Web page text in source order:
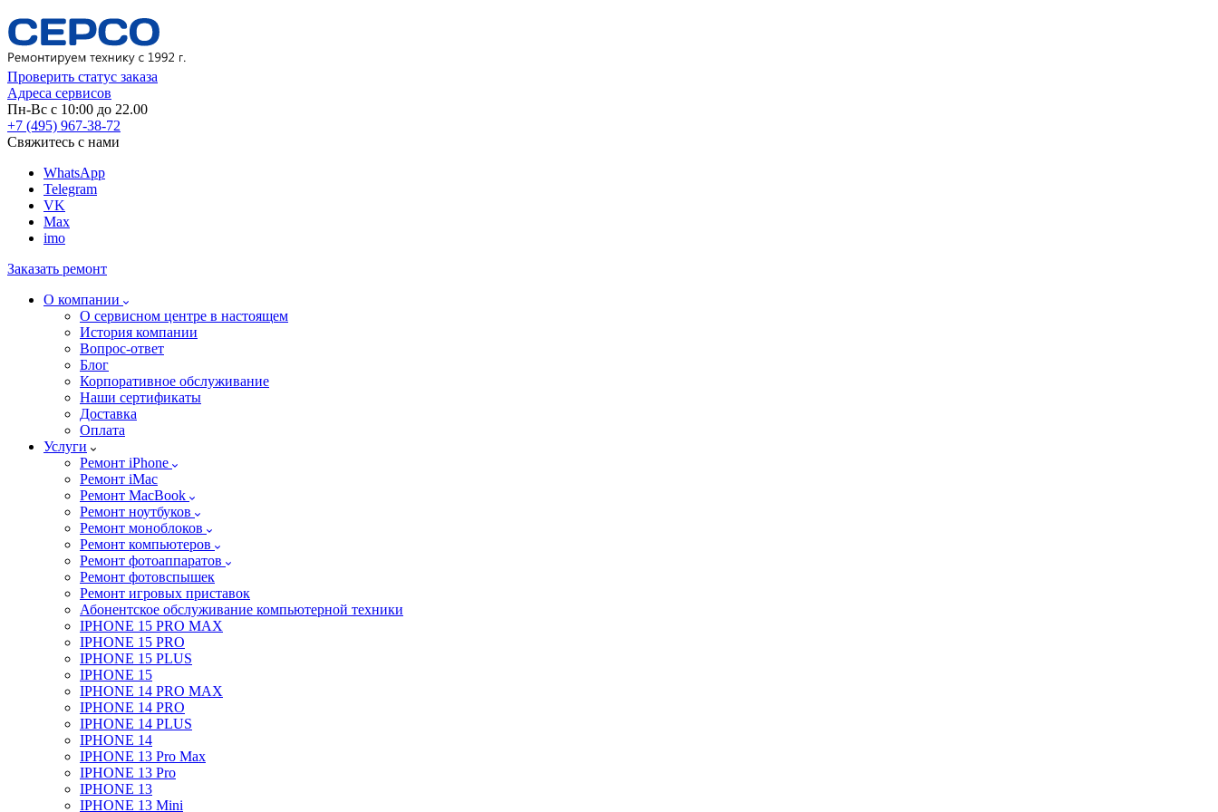
Проверить статус заказа
Адреса сервисов
Пн-Вс с 10:00 до 22.00
+7 (495) 967-38-72
Свяжитесь с нами
WhatsApp
Telegram
VK
Max
imo
Заказать ремонт
О компании
О сервисном центре в настоящем
История компании
Вопрос-ответ
Блог
Корпоративное обслуживание
Наши сертификаты
Доставка
Оплата
Услуги
Ремонт iPhone
Ремонт iMac
Ремонт MacBook
Ремонт ноутбуков
Ремонт моноблоков
Ремонт компьютеров
Ремонт фотоаппаратов
Ремонт фотовспышек
Ремонт игровых приставок
Абонентское обслуживание компьютерной техники
IPHONE 15 PRO MAX
IPHONE 15 PRO
IPHONE 15 PLUS
IPHONE 15
IPHONE 14 PRO MAX
IPHONE 14 PRO
IPHONE 14 PLUS
IPHONE 14
IPHONE 13 Pro Max
IPHONE 13 Pro
IPHONE 13
IPHONE 13 Mini